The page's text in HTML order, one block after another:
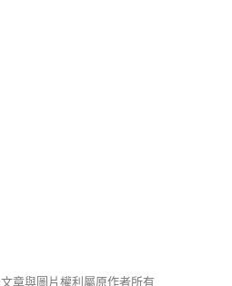
文章與圖片權利屬原作者所有